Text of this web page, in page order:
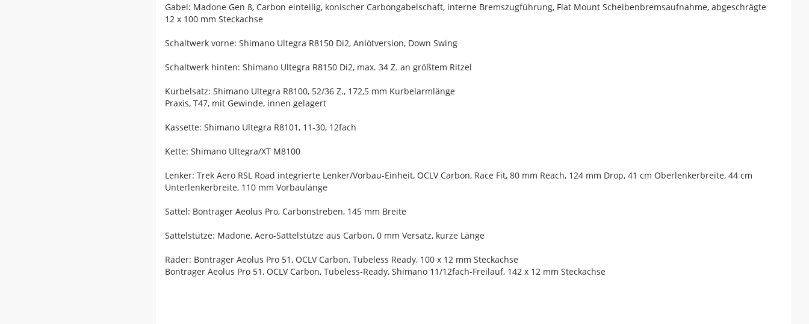
Gabel: Madone Gen 8, Carbon einteilig, konischer Carbongabelschaft, interne Bremszugführung, Flat Mount Scheibenbremsaufnahme, abgeschrägte
12 x 100 mm Steckachse
Schaltwerk vorne: Shimano Ultegra R8150 Di2, Anlötversion, Down Swing
Schaltwerk hinten: Shimano Ultegra R8150 Di2, max. 34 Z. an größtem Ritzel
Kurbelsatz: Shimano Ultegra R8100, 52/36 Z., 172,5 mm Kurbelarmlänge
Praxis, T47, mit Gewinde, innen gelagert
Kassette: Shimano Ultegra R8101, 11-30, 12fach
Kette: Shimano Ultegra/XT M8100
Lenker: Trek Aero RSL Road integrierte Lenker/Vorbau-Einheit, OCLV Carbon, Race Fit, 80 mm Reach, 124 mm Drop, 41 cm Oberlenkerbreite, 44 cm
Unterlenkerbreite, 110 mm Vorbaulänge
Sattel: Bontrager Aeolus Pro, Carbonstreben, 145 mm Breite
Sattelstütze: Madone, Aero-Sattelstütze aus Carbon, 0 mm Versatz, kurze Länge
Räder: Bontrager Aeolus Pro 51, OCLV Carbon, Tubeless Ready, 100 x 12 mm Steckachse
Bontrager Aeolus Pro 51, OCLV Carbon, Tubeless-Ready, Shimano 11/12fach-Freilauf, 142 x 12 mm Steckachse